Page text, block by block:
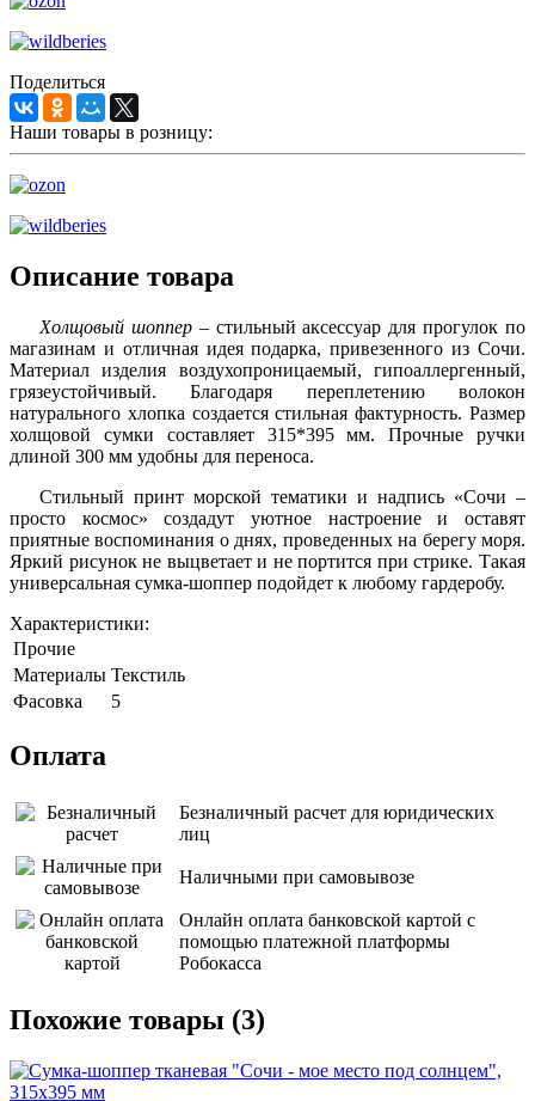
Поделиться
Наши товары в розницу:
Описание товара
Холщовый шоппер– стильный аксессуар для прогулок по
магазинам и отличная идея подарка, привезенного из Сочи.
Материал изделия воздухопроницаемый, гипоаллергенный,
грязеустойчивый. Благодаря переплетению волокон
натурального хлопка создается стильная фактурность. Размер
холщовой сумки составляет 315*395 мм. Прочные ручки
длиной 300 мм удобны для переноса.
Стильный принт морской тематики и надпись «Сочи –
просто космос» создадут уютное настроение и оставят
приятные воспоминания о днях, проведенных на берегу моря.
Яркий рисунок не выцветает и не портится при стрике. Такая
универсальная сумка-шоппер подойдет к любому гардеробу.
Характеристики:
Прочие
Материалы Текстиль
Фасовка
5
Оплата
Безналичный расчет для юридических
лиц
Наличными при самовывозе
Онлайн оплата банковской картой с
помощью платежной платформы
Робокасса
Похожие товары (3)